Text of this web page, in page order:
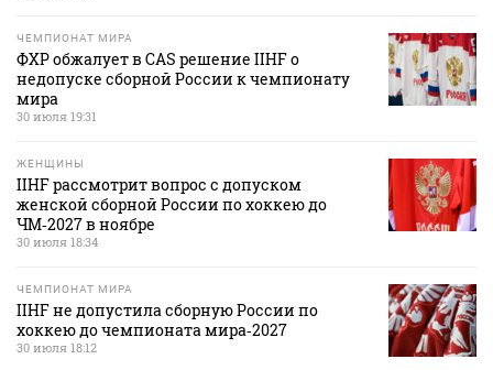
ЧЕМПИОНАТ МИРА
ФХР обжалует в CAS решение IIHF о
недопуске сборной России к чемпионату
мира
30 июля 19:31
ЖЕНЩИНЫ
IIHF рассмотрит вопрос с допуском
женской сборной России по хоккею до
ЧМ‑2027 в ноябре
30 июля 18:34
ЧЕМПИОНАТ МИРА
IIHF не допустила сборную России по
хоккею до чемпионата мира‑2027
30 июля 18:12